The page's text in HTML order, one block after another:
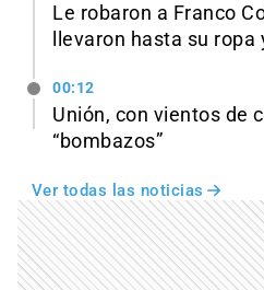
Le robaron a Franco
llevaron hasta su
00:12
Unión, con vientos de
“bombazos”
Ver todas las noticias